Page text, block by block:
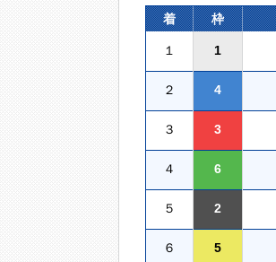
着 枠
１ 1
２ 4
３ 3
４ 6
５ 2
６ 5